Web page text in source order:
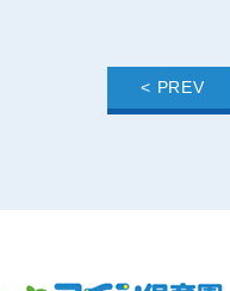
< PREV